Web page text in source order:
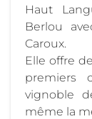
Haut
Berlou
Caroux.
Elle offre
premiers
vignoble
même la